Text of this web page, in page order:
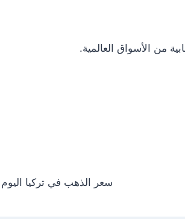
سعر الذهب في تركيا اليوم 14 يونيو 2025